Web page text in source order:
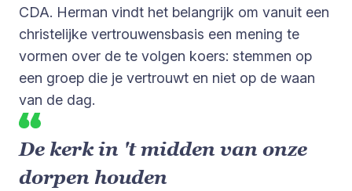
CDA. Herman vindt het belangrijk om vanuit een
christelijke vertrouwensbasis een mening te
vormen over de te volgen koers: stemmen op
een groep die je vertrouwt en niet op de waan
van de dag.
De kerk in 't midden van onze
dorpen houden